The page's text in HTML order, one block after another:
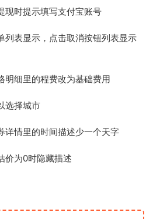
现时提示填写支付宝账号
列表显示，点击取消按钮列表显示
明细里的程费改为基础费用
选择城市
详情里的时间描述少一个天字
价为0时隐藏描述